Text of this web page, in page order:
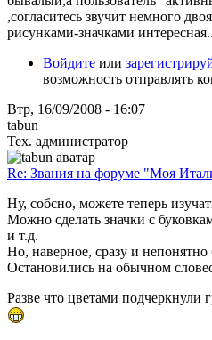
,согласитесь звучит немного
рисунками-значками
Войдите или
возможность отправлять
Втр, 16/09/2008 - 16:07
tabun
Тех. администратор
Re: Звания на форуме "Моя
Ну, собсно, можете теперь
Можно сделать значки с
и т.д.
Но, наверное, сразу и непонятно
Остановились на обычном
Разве что цветами подчеркнули